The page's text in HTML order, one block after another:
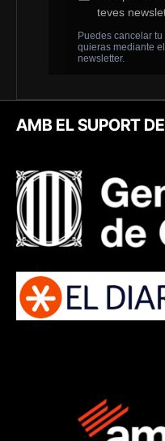
AMB EL SUPORT DE